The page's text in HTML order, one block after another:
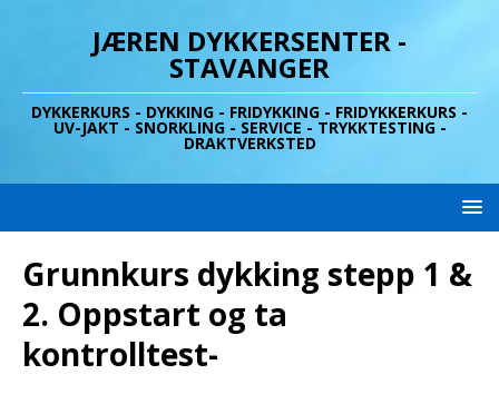
JÆREN DYKKERSENTER -
STAVANGER
DYKKERKURS - DYKKING - FRIDYKKING - FRIDYKKERKURS -
UV-JAKT - SNORKLING - SERVICE - TRYKKTESTING -
DRAKTVERKSTED
Grunnkurs dykking stepp 1 &
2. Oppstart og ta
kontrolltest-